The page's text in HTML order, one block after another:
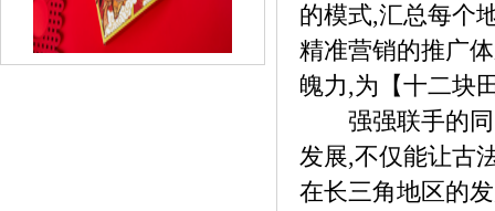
的模式,汇总每个
精准营销的推广
魄力,为【十二块
强强联手的同
发展,不仅能让古
在长三角地区的